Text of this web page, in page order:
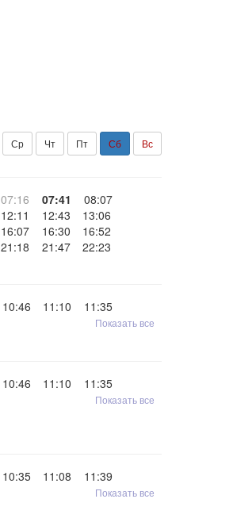
Ср Чт Пт Сб Вс
07:16 07:41
08:07
12:11 12:43
13:06
16:07 16:30
16:52
21:18 21:47
22:23
10:46 11:10
11:35
Показать все
10:46 11:10
11:35
Показать все
10:35 11:08
11:39
Показать все